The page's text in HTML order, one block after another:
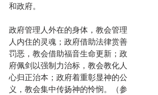
和政府。
政府管理人外在的身体，教会管理
人内住的灵魂；政府借助法律赏善
罚恶，教会借助福音生命更新；政
府佩剑以强制力治标，教会教化人
心归正治本；政府着重彰显神的公
义，教会集中传扬神的怜悯。（参